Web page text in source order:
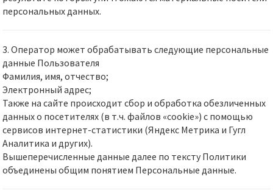
персональных данных.
3. Оператор может обрабатывать следующие персональные
данные Пользователя
Фамилия, имя, отчество;
Электронный адрес;
Также на сайте происходит сбор и обработка обезличенных
данных о посетителях (в т.ч. файлов «cookie») с помощью
сервисов интернет-статистики (Яндекс Метрика и Гугл
Аналитика и других).
Вышеперечисленные данные далее по тексту Политики
объединены общим понятием Персональные данные.